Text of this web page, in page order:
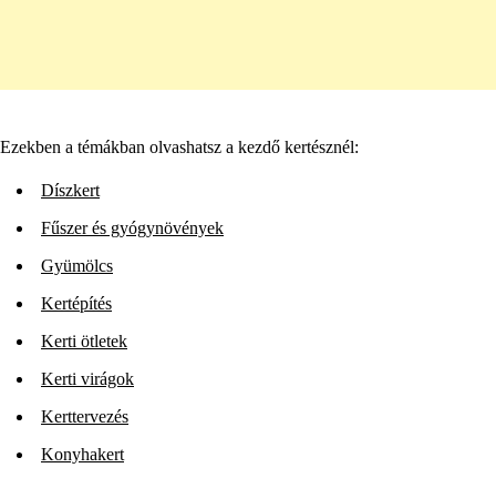
Ezekben a témákban olvashatsz a kezdő kertésznél:
Díszkert
Fűszer és gyógynövények
Gyümölcs
Kertépítés
Kerti ötletek
Kerti virágok
Kerttervezés
Konyhakert